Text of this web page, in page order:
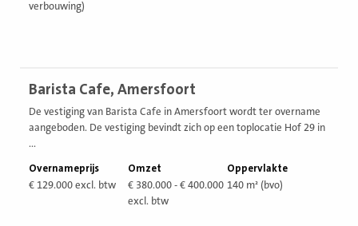
verbouwing)
Barista Cafe, Amersfoort
De vestiging van Barista Cafe in Amersfoort wordt ter overname
aangeboden. De vestiging bevindt zich op een toplocatie Hof 29 in
...
Overnameprijs
€ 129.000 excl. btw
Omzet
€ 380.000 - € 400.000
excl. btw
Oppervlakte
140 m² (bvo)
vestiging